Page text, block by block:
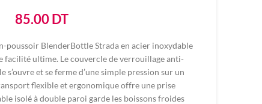
85.00DT
poussoir BlenderBottle Strada en acier inoxydable
facilité ultime. Le couvercle de verrouillage anti-
s’ouvre et se ferme d’une simple pression sur un
flexible et ergonomique offre une prise
isolé à double paroi garde les boissons froides